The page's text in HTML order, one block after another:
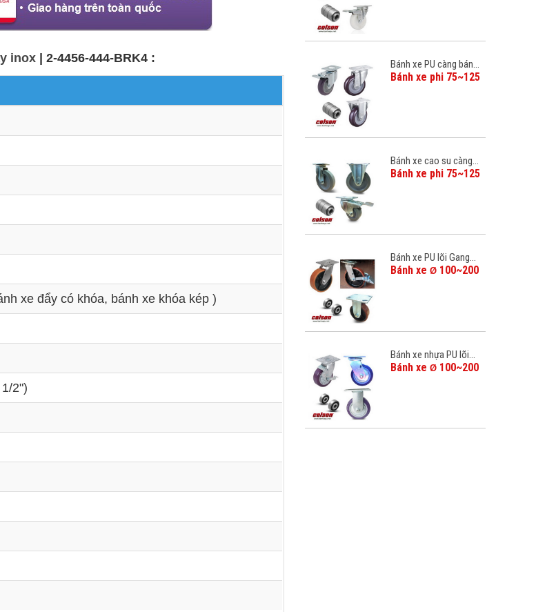
inox | 2-4456-444-BRK4 :
xe đẩy có khóa, bánh xe khóa kép )
2")
Bánh xe PU càng bán...
Bánh xe phi 75~125
Bánh xe cao su càng...
Bánh xe phi 75~125
Bánh xe PU lõi Gang...
Bánh xe Ø100~200
Bánh xe nhựa PU lõi...
Bánh xe Ø100~200